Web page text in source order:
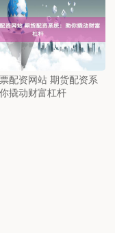
配资网站 期货配资系
撬动财富杠杆